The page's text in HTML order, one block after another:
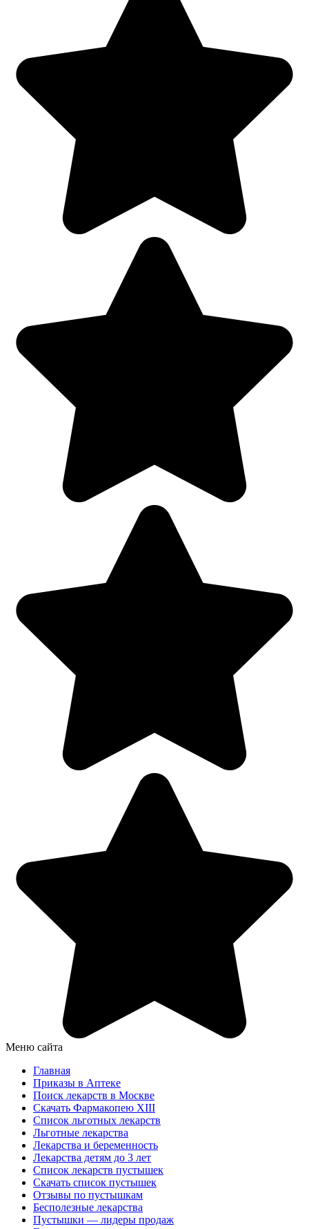
Меню сайта
Главная
Приказы в Аптеке
Поиск лекарств в Москве
Скачать Фармакопею XIII
Список льготных лекарств
Льготные лекарства
Лекарства и беременность
Лекарства детям до 3 лет
Список лекарств пустышек
Скачать список пустышек
Отзывы по пустышкам
Бесполезные лекарства
Пустышки — лидеры продаж